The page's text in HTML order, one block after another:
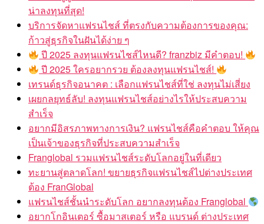
น่าลงทุนที่สุด!
บริการจัดหาแฟรนไชส์ ที่ตรงกับความต้องการของคุณ:
ก้าวสู่ธุรกิจในฝันได้ง่าย ๆ
ปี 2025 ลงทุนแฟรนไชส์ไหนดี? franzbiz มีคำตอบ!
ปี 2025 ใครอยากรวย ต้องลงทุนแฟรนไชส์!
เทรนด์ธุรกิจอนาคต : เลือกแฟรนไชส์ที่ใช่ ลงทุนไม่เสี่ยง
เผยกลยุทธ์ลับ! ลงทุนแฟรนไชส์อย่างไรให้ประสบความ
สำเร็จ
อยากมีอิสรภาพทางการเงิน? แฟรนไชส์คือคำตอบ ให้คุณ
เป็นเจ้าของธุรกิจที่ประสบความสำเร็จ
Franglobal รวมแฟรนไชส์ระดับโลกอยู่ในที่เดียว
ทะยานสู่ตลาดโลก! ขยายธุรกิจแฟรนไชส์ไปต่างประเทศ
ต้อง FranGlobal
แฟรนไชส์ชั้นนำระดับโลก อยากลงทุนต้อง Franglobal
อยากโกอินเตอร์ ซื้อมาสเตอร์ หรือ แบรนด์ ต่างประเทศ